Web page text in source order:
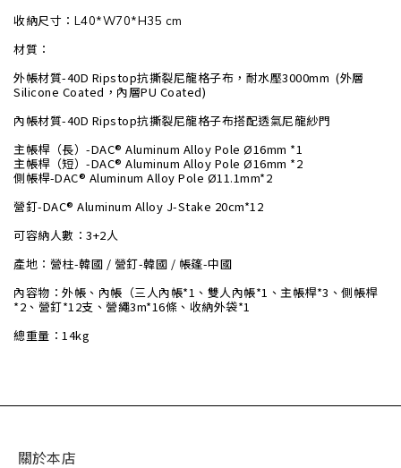
收納尺寸：L40*W70*H35 cm
材質：
外帳材質-40D Ripstop抗撕裂尼龍格子布，耐水壓3000mm (外層
Silicone Coated，內層PU Coated)
內帳材質-40D Ripstop抗撕裂尼龍格子布搭配透氣尼龍紗門
主帳桿（長）-DAC® Aluminum Alloy Pole Ø16mm *1
主帳桿（短）-DAC® Aluminum Alloy Pole Ø16mm *2
側帳桿-DAC® Aluminum Alloy Pole Ø11.1mm*2
營釘-DAC® Aluminum Alloy J-Stake 20cm*12
可容納人數：3+2人
產地：營柱-韓國 / 營釘-韓國 / 帳篷-中國
內容物：外帳、內帳（三人內帳*1、雙人內帳*1、主帳桿*3、側帳桿
*2、營釘*12支、營繩3m*16條、收納外袋*1
總重量：14kg
關於本店